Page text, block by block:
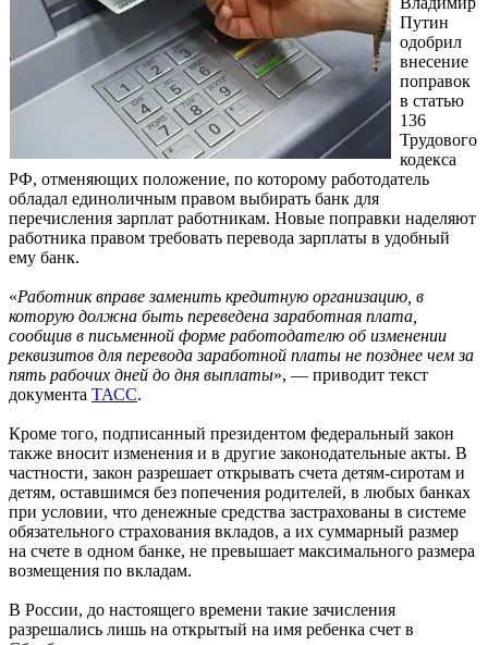
Путин
одобрил
внесение
поправок
в статью
136
Трудового
кодекса
РФ, отменяющих положение, по которому работодатель
обладал единоличным правом выбирать банк для
перечисления зарплат работникам. Новые поправки наделяют
работника правом требовать перевода зарплаты в удобный
ему банк.
«Работник вправе заменить кредитную организацию, в
которую должна быть переведена заработная плата,
сообщив в письменной форме работодателю об изменении
реквизитов для перевода заработной платы не позднее чем за
пять рабочих дней до дня выплаты», — приводит текст
документа ТАСС.
Кроме того, подписанный президентом федеральный закон
также вносит изменения и в другие законодательные акты. В
частности, закон разрешает открывать счета детям-сиротам и
детям, оставшимся без попечения родителей, в любых банках
при условии, что денежные средства застрахованы в системе
обязательного страхования вкладов, а их суммарный размер
на счете в одном банке, не превышает максимального размера
возмещения по вкладам.
В России, до настоящего времени такие зачисления
разрешались лишь на открытый на имя ребенка счет в